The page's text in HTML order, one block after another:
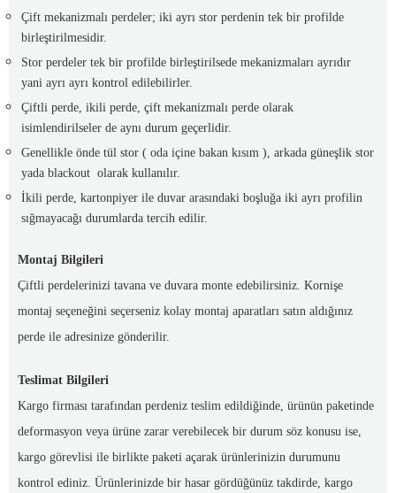
Çift mekanizmalı perdeler; iki ayrı stor perdenin tek bir profilde
birleştirilmesidir.
Stor perdeler tek bir profilde birleştirilsede mekanizmaları ayrıdır
yani ayrı ayrı kontrol edilebilirler.
Çiftli perde, ikili perde, çift mekanizmalı perde olarak
isimlendirilseler de aynı durum geçerlidir.
Genellikle önde tül stor ( oda içine bakan kısım ), arkada güneşlik stor
yada blackout olarak kullanılır.
İkili perde, kartonpiyer ile duvar arasındaki boşluğa iki ayrı profilin
sığmayacağı durumlarda tercih edilir.
Montaj Bilgileri
Çiftli perdelerinizi tavana ve duvara monte edebilirsiniz. Kornişe
montaj seçeneğini seçerseniz kolay montaj aparatları satın aldığınız
perde ile adresinize gönderilir.
Teslimat Bilgileri
Kargo firması tarafından perdeniz teslim edildiğinde, ürünün paketinde
deformasyon veya ürüne zarar verebilecek bir durum söz konusu ise,
kargo görevlisi ile birlikte paketi açarak ürünlerinizin durumunu
kontrol ediniz. Ürünlerinizde bir hasar gördüğünüz takdirde, kargo